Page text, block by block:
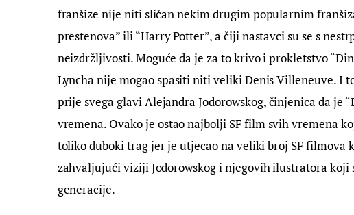
franšize nije niti sličan nekim drugim popularnim
prestenova” ili “Harry Potter”, a čiji nastavci su se s
neizdržljivosti. Moguće da je za to krivo i prokletstvo
Lyncha nije mogao spasiti niti veliki Denis Villeneuve. I
prije svega glavi Alejandra Jodorowskog, činjenica da je
vremena. Ovako je ostao najbolji SF film svih vremena
toliko duboki trag jer je utjecao na veliki broj SF filmova
zahvaljujući viziji Jodorowskog i njegovih ilustratora koji
generacije.